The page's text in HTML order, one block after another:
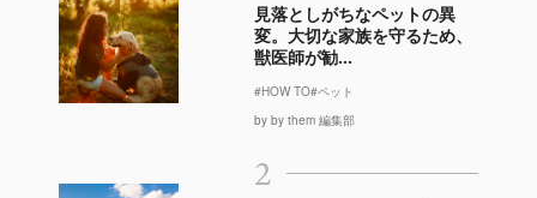
見落としがちなペットの異
変。大切な家族を守るため、
獣医師が勧...
#HOW TO#ペット
by by them 編集部
2